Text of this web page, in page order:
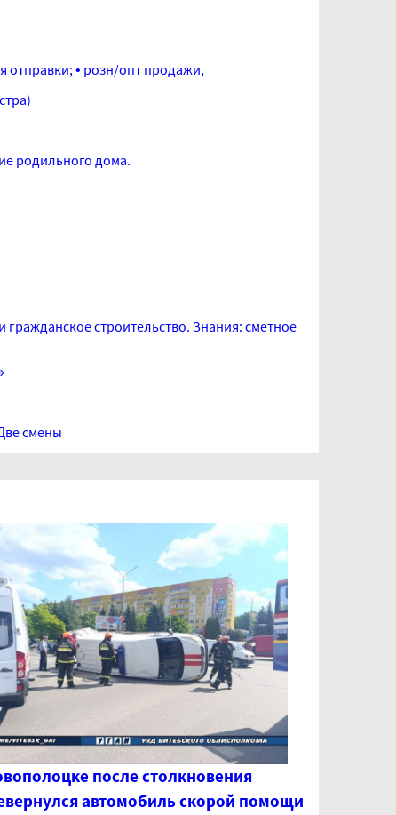
отправки; • розн/опт продажи,
родильного дома.
строительство. Знания: сметное
смены
после столкновения
автомобиль скорой помощи